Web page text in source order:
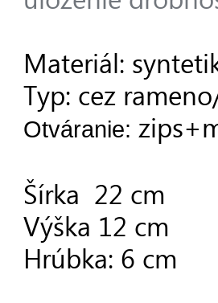
Materiál:
Typ: cez
Otváranie:
Šírka 22 cm
Výška 12 cm
Hrúbka: 6 cm